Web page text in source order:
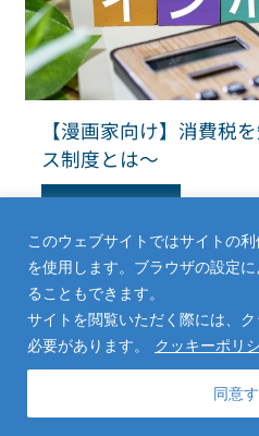
このウェブサイトではサイトの
を使用します。ブラウザの設定
ることもできます。
サイトを閲覧いただく際には、
必要があります。
クッキーポリ
同意
【漫画家向け】消費税
ス制度とは～